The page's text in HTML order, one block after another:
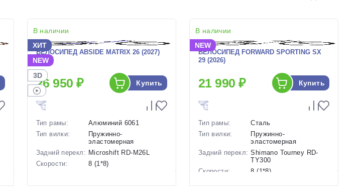
В наличии
ХИТ
NEW
3D
ВЕЛОСИПЕД ABSIDE MATRIX 26 (2027)
26 950 ₽ Купить
Тип рамы:
Алюминий 6061
Тип вилки:
Пружинно-
эластомерная
Задний перекл: Microshift RD-M26L
Скорости:
8 (1*8)
В наличии
NEW
ВЕЛОСИПЕД FORWARD SPORTING SX
29 (2026)
21 990 ₽ Купить
Тип рамы:
Сталь
Тип вилки:
Пружинно-
эластомерная
Задний перекл: Shimano Tourney RD-
TY300
Скорости:
8 (1*8)